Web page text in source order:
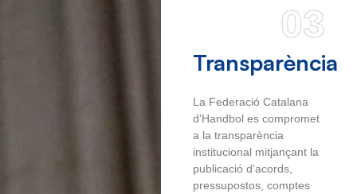
03
Transparència
La Federació Catalana
d’Handbol es compromet
a la transparència
institucional mitjançant la
publicació d’acords,
pressupostos, comptes